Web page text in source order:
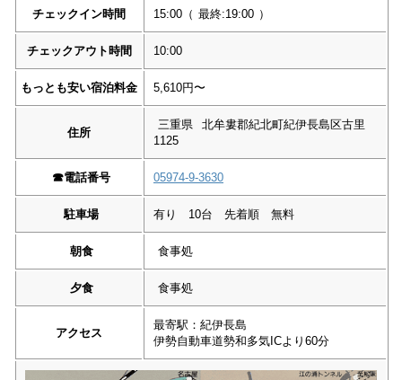
チェックイン時間 15:00 （ 最終:19:00 ）
チェックアウト時間 10:00
もっとも安い宿泊料金 5,610円〜
住所
三重県
北牟婁郡紀北町紀伊長島区古里
1125
☎︎電話番号 05974-9-3630
駐車場 有り 10台 先着順 無料
朝食 食事処
夕食 食事処
アクセス
最寄駅：紀伊長島
伊勢自動車道勢和多気ICより60分